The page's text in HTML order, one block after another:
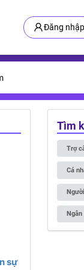
Đăng nhập
sự
Tìm
Trợ
Cá